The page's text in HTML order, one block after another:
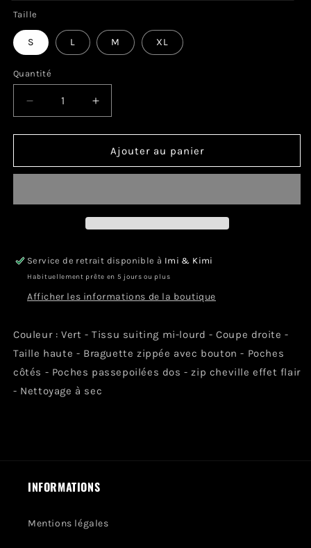
Taille
S L M XL
Quantité
Réduire
la
quantité
SIKO
Augmenter
la
quantité
SIKO
Ajouter au panier
Service de retrait disponible à Imi & Kimi
Habituellement prête en 5 jours ou plus
Afficher les informations de la boutique
Couleur : Vert - Tissu suiting mi-lourd - Coupe droite -
Taille haute - Braguette zippée avec bouton - Poches
côtés - Poches passepoilées dos - zip cheville effet flair
- Nettoyage à sec
INFORMATIONS
Mentions légales